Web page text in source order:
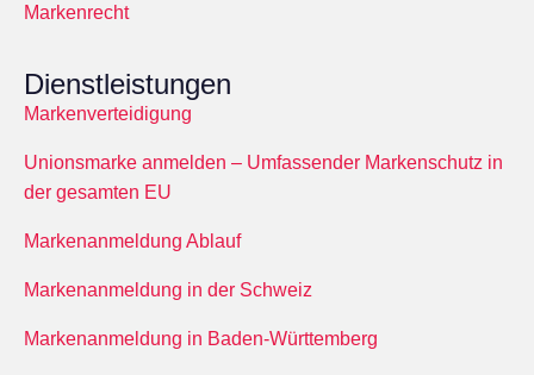
Markenrecht
Dienstleistungen
Markenverteidigung
Unionsmarke anmelden – Umfassender Markenschutz in
der gesamten EU
Markenanmeldung Ablauf
Markenanmeldung in der Schweiz
Markenanmeldung in Baden-Württemberg